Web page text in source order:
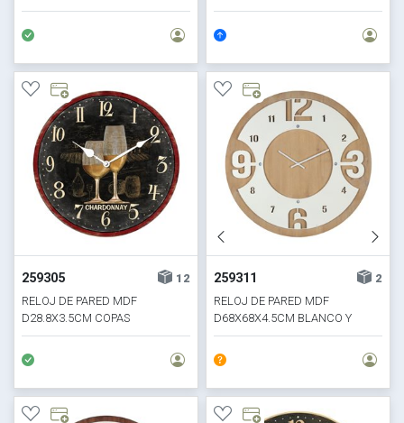
VERDE
MONTMARTRE
259305
12
RELOJ DE PARED MDF
D28.8X3.5CM COPAS
CHARDONNAY
259311
2
RELOJ DE PARED MDF
D68X68X4.5CM BLANCO Y
MADERA